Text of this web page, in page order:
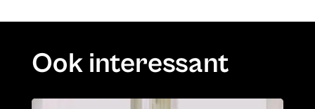
Ook interessant